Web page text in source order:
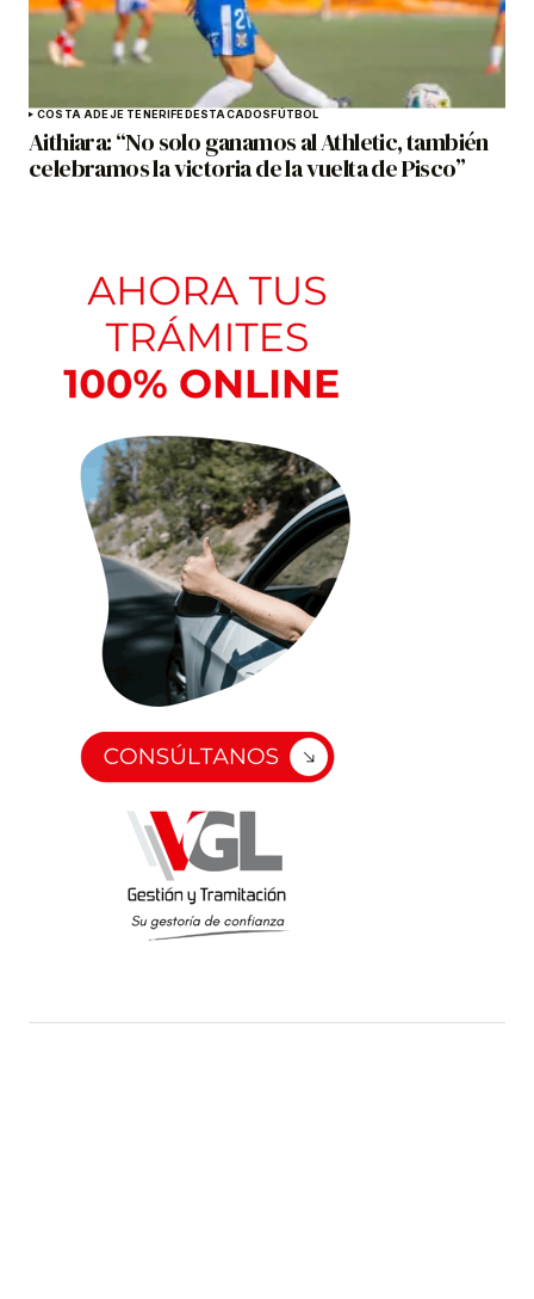
COSTA ADEJE TENERIFEDESTACADOSFÚTBOL
Aithiara: “No solo ganamos al Athletic, también
celebramos la victoria de la vuelta de Pisco”